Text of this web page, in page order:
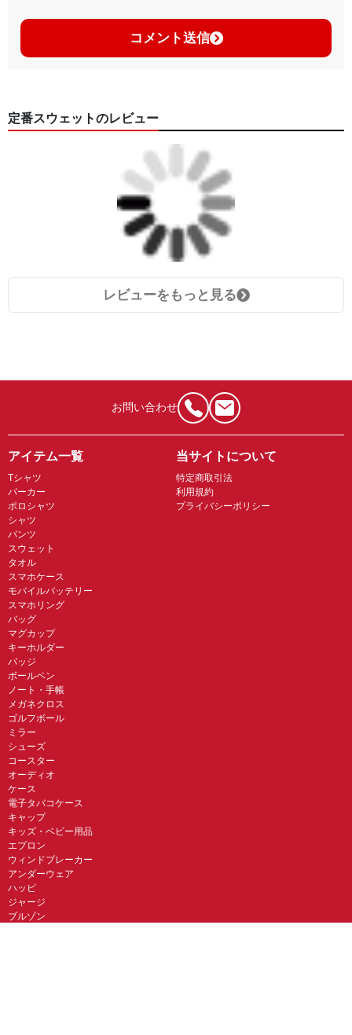
コメント送信
定番スウェットのレビュー
レビューをもっと見る
お問い合わせ
アイテム一覧
Tシャツ
パーカー
ポロシャツ
シャツ
パンツ
スウェット
タオル
スマホケース
モバイルバッテリー
スマホリング
バッグ
マグカップ
キーホルダー
バッジ
ボールペン
ノート・手帳
メガネクロス
ゴルフボール
ミラー
シューズ
コースター
オーディオ
ケース
電子タバコケース
キャップ
キッズ・ベビー用品
エプロン
ウィンドブレーカー
アンダーウェア
ハッピ
ジャージ
ブルゾン
当サイトについて
特定商取引法
利用規約
プライバシーポリシー